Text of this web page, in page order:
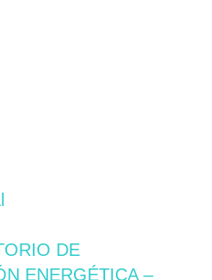
DE
ENERGÉTICA –